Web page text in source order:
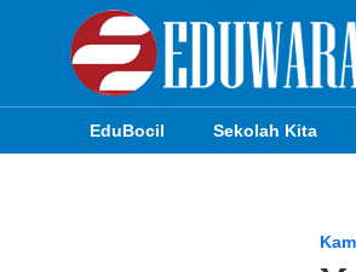
EduBocil Sekolah Kita